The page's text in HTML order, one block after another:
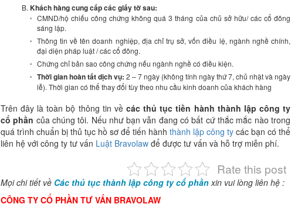
Khách hàng cung cấp các giấy tờ sau:
CMND/hộ chiếu công chứng không quá 3 tháng của chủ sở hữu/ các cổ đông
sáng lập.
Thông tin về tên doanh nghiệp, địa chỉ trụ sở, vốn điều lệ, ngành nghề chính,
đại diện pháp luật / các cổ đông.
Chứng chỉ bản sao công chứng nếu ngành nghề có điều kiện.
Thời gian hoàn tất dịch vụ: 2 – 7 ngày (không tính ngày thứ 7, chủ nhật và ngày
lễ). Thời gian có thể thay đổi tùy theo nhu cầu kinh doanh của khách hàng
Trên đây là toàn bộ thông tin về các thủ tục tiền hành thành lập công ty
cổ phần của chúng tôi. Nếu như bạn vẫn đang có bất cứ thắc mắc nào trong
quá trình chuẩn bị thủ tục hồ sơ để tiến hànhthành lập công ty các bạn có thể
liên hệ với công ty tư vấn Luật Bravolawđể được tư vấn và hỗ trợ miễn phí.
Rate this post
Mọi chi tiết về Các thủ tục thành lập công ty cổ phầnxin vui lòng liên hệ :
CÔNG TY CỔ PHẦN TƯ VẤN BRAVOLAW